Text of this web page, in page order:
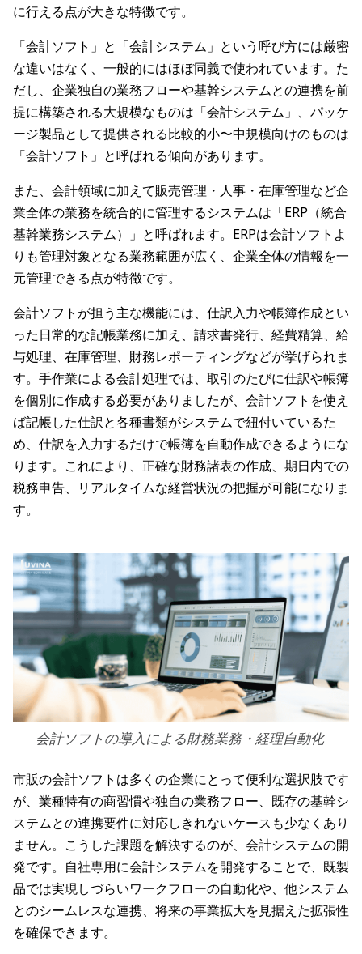
に行える点が大きな特徴です。
「会計ソフト」と「会計システム」という呼び方には厳密
な違いはなく、一般的にはほぼ同義で使われています。た
だし、企業独自の業務フローや基幹システムとの連携を前
提に構築される大規模なものは「会計システム」、パッケ
ージ製品として提供される比較的小〜中規模向けのものは
「会計ソフト」と呼ばれる傾向があります。
また、会計領域に加えて販売管理・人事・在庫管理など企
業全体の業務を統合的に管理するシステムは「ERP（統合
基幹業務システム）」と呼ばれます。ERPは会計ソフトよ
りも管理対象となる業務範囲が広く、企業全体の情報を一
元管理できる点が特徴です。
会計ソフトが担う主な機能には、仕訳入力や帳簿作成とい
った日常的な記帳業務に加え、請求書発行、経費精算、給
与処理、在庫管理、財務レポーティングなどが挙げられま
す。手作業による会計処理では、取引のたびに仕訳や帳簿
を個別に作成する必要がありましたが、会計ソフトを使え
ば記帳した仕訳と各種書類がシステムで紐付いているた
め、仕訳を入力するだけで帳簿を自動作成できるようにな
ります。これにより、正確な財務諸表の作成、期日内での
税務申告、リアルタイムな経営状況の把握が可能になりま
す。
会計ソフトの導入による財務業務・経理自動化
市販の会計ソフトは多くの企業にとって便利な選択肢です
が、業種特有の商習慣や独自の業務フロー、既存の基幹シ
ステムとの連携要件に対応しきれないケースも少なくあり
ません。こうした課題を解決するのが、会計システムの開
発です。自社専用に会計システムを開発することで、既製
品では実現しづらいワークフローの自動化や、他システム
とのシームレスな連携、将来の事業拡大を見据えた拡張性
を確保できます。